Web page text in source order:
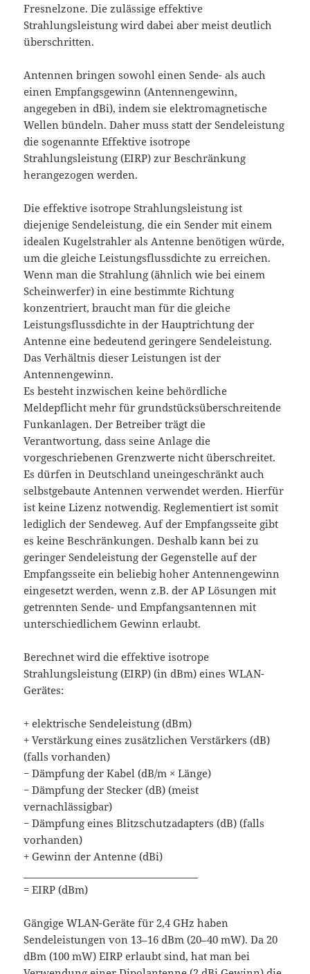
Fresnelzone. Die zulässige effektive
Strahlungsleistung wird dabei aber meist deutlich
überschritten.
Antennen bringen sowohl einen Sende- als auch
einen Empfangsgewinn (Antennengewinn,
angegeben in dBi), indem sie elektromagnetische
Wellen bündeln. Daher muss statt der Sendeleistung
die sogenannte Effektive isotrope
Strahlungsleistung (EIRP) zur Beschränkung
herangezogen werden.
Die effektive isotrope Strahlungsleistung ist
diejenige Sendeleistung, die ein Sender mit einem
idealen Kugelstrahler als Antenne benötigen würde,
um die gleiche Leistungsflussdichte zu erreichen.
Wenn man die Strahlung (ähnlich wie bei einem
Scheinwerfer) in eine bestimmte Richtung
konzentriert, braucht man für die gleiche
Leistungsflussdichte in der Hauptrichtung der
Antenne eine bedeutend geringere Sendeleistung.
Das Verhältnis dieser Leistungen ist der
Antennengewinn.
Es besteht inzwischen keine behördliche
Meldepflicht mehr für grundstücksüberschreitende
Funkanlagen. Der Betreiber trägt die
Verantwortung, dass seine Anlage die
vorgeschriebenen Grenzwerte nicht überschreitet.
Es dürfen in Deutschland uneingeschränkt auch
selbstgebaute Antennen verwendet werden. Hierfür
ist keine Lizenz notwendig. Reglementiert ist somit
lediglich der Sendeweg. Auf der Empfangsseite gibt
es keine Beschränkungen. Deshalb kann bei zu
geringer Sendeleistung der Gegenstelle auf der
Empfangsseite ein beliebig hoher Antennengewinn
eingesetzt werden, wenn z.B. der AP Lösungen mit
getrennten Sende- und Empfangsantennen mit
unterschiedlichem Gewinn erlaubt.
Berechnet wird die effektive isotrope
Strahlungsleistung (EIRP) (in dBm) eines WLAN-
Gerätes:
+ elektrische Sendeleistung (dBm)
+ Verstärkung eines zusätzlichen Verstärkers (dB)
(falls vorhanden)
− Dämpfung der Kabel (dB/m × Länge)
− Dämpfung der Stecker (dB) (meist
vernachlässigbar)
− Dämpfung eines Blitzschutzadapters (dB) (falls
vorhanden)
+ Gewinn der Antenne (dBi)
= EIRP (dBm)
Gängige WLAN-Geräte für 2,4 GHz haben
Sendeleistungen von 13–16 dBm (20–40 mW). Da 20
dBm (100 mW) EIRP erlaubt sind, hat man bei